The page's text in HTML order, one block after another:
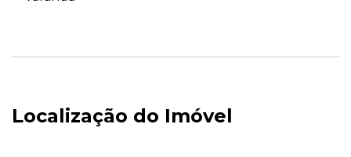
Localização do Imóvel